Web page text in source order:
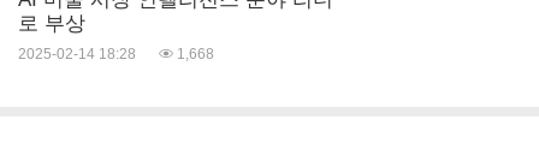
(Mathias Corman
로 부상
2025-02-14 18:28 1,668